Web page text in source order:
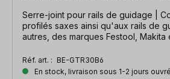
Serre-joint pour rails de guidage |
profilés saxes ainsi qu'aux rails de
autres, des marques Festool, Makita
Réf. art. : BE-GTR30B6
En stock, livraison sous 1-2 jours